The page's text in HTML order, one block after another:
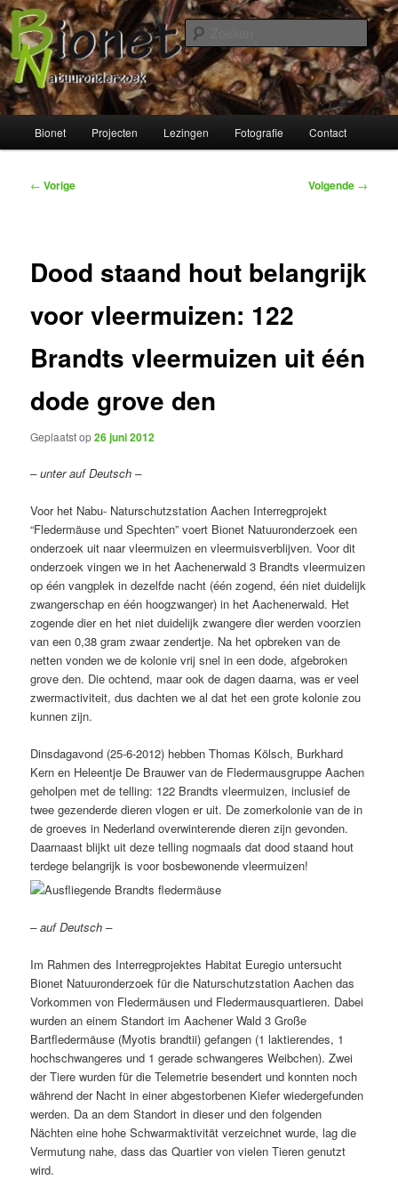
Spring
naar
de
primaire
inhoudBionet Natuuronderzoek
Bionet Projecten Lezingen Fotografie Contact
Bericht
← Vorige Volgende →
Dood staand hout belangrijk
voor vleermuizen: 122
Brandts vleermuizen uit één
dode grove den
Geplaatst op26 juni 2012
– unter auf Deutsch –
Voor het Nabu- Naturschutzstation Aachen Interregprojekt
“Fledermäuse und Spechten” voert Bionet Natuuronderzoek een
onderzoek uit naar vleermuizen en vleermuisverblijven. Voor dit
onderzoek vingen we in het Aachenerwald 3 Brandts vleermuizen
op één vangplek in dezelfde nacht (één zogend, één niet duidelijk
zwangerschap en één hoogzwanger) in het Aachenerwald. Het
zogende dier en het niet duidelijk zwangere dier werden voorzien
van een 0,38 gram zwaar zendertje. Na het opbreken van de
netten vonden we de kolonie vrij snel in een dode, afgebroken
grove den. Die ochtend, maar ook de dagen daarna, was er veel
zwermactiviteit, dus dachten we al dat het een grote kolonie zou
kunnen zijn.
Dinsdagavond (25-6-2012) hebben Thomas Kölsch, Burkhard
Kern en Heleentje De Brauwer van de Fledermausgruppe Aachen
geholpen met de telling: 122 Brandts vleermuizen, inclusief de
twee gezenderde dieren vlogen er uit. De zomerkolonie van de in
de groeves in Nederland overwinterende dieren zijn gevonden.
Daarnaast blijkt uit deze telling nogmaals dat dood staand hout
terdege belangrijk is voor bosbewonende vleermuizen!
– auf Deutsch –
Im Rahmen des Interregprojektes Habitat Euregio untersucht
Bionet Natuuronderzoek für die Naturschutzstation Aachen das
Vorkommen von Fledermäusen und Fledermausquartieren. Dabei
wurden an einem Standort im Aachener Wald 3 Große
Bartfledermäuse (Myotis brandtii) gefangen (1 laktierendes, 1
hochschwangeres und 1 gerade schwangeres Weibchen). Zwei
der Tiere wurden für die Telemetrie besendert und konnten noch
während der Nacht in einer abgestorbenen Kiefer wiedergefunden
werden. Da an dem Standort in dieser und den folgenden
Nächten eine hohe Schwarmaktivität verzeichnet wurde, lag die
Vermutung nahe, dass das Quartier von vielen Tieren genutzt
wird.